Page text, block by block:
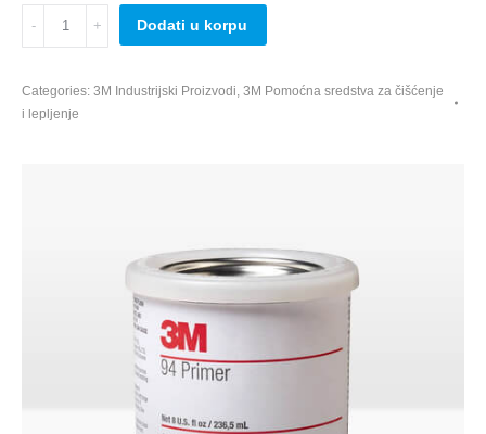
94,
236ml
Dodati u korpu
Categories: 3M Industrijski Proizvodi, 3M Pomoćna sredstva za čišćenje
i lepljenje